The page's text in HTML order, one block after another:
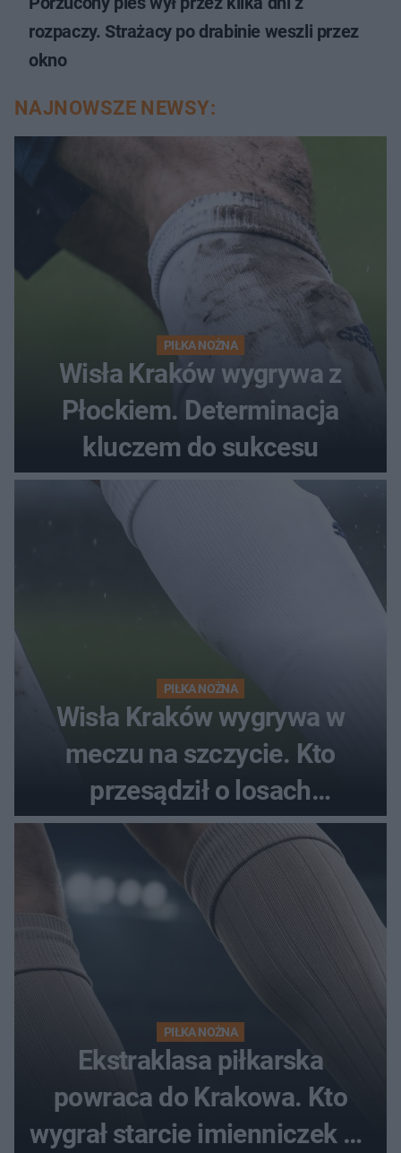
rozpaczy. Strażacy po drabinie weszli przez
okno
NAJNOWSZE NEWSY:
PIŁKA NOŻNA
Wisła Kraków wygrywa z
Płockiem. Determinacja
kluczem do sukcesu
PIŁKA NOŻNA
Wisła Kraków wygrywa w
meczu na szczycie. Kto
przesądził o losach
spotkania?
PIŁKA NOŻNA
Ekstraklasa piłkarska
powraca do Krakowa. Kto
wygrał starcie imienniczek na